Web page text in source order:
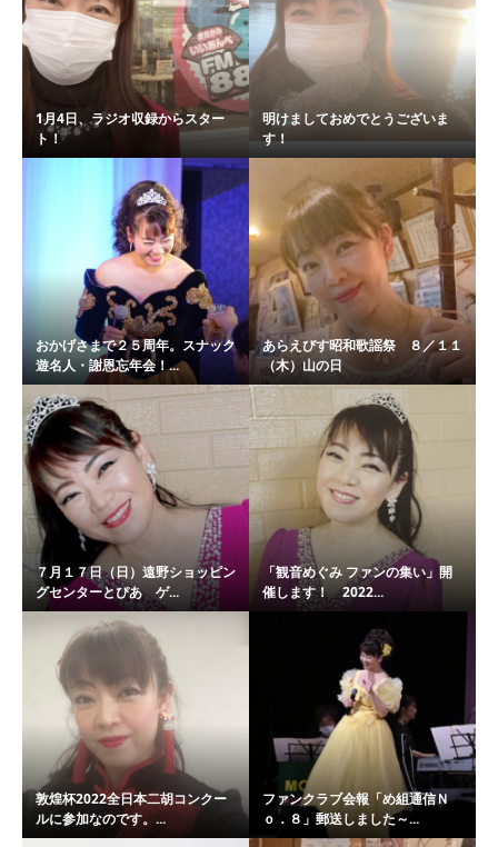
1月4日、ラジオ収録からスター
ト！
明けましておめでとうございま
す！
おかげさまで２５周年。スナック
遊名人・謝恩忘年会！...
あらえびす昭和歌謡祭 ８／１１
（木）山の日
７月１７日（日）遠野ショッピン
グセンターとぴあ ゲ...
「観音めぐみ ファンの集い」開
催します！ 2022...
敦煌杯2022全日本二胡コンクー
ルに参加なのです。...
ファンクラブ会報「め組通信Ｎ
ｏ．８」郵送しました～...